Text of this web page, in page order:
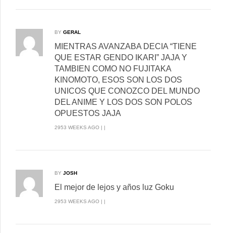
BY GERAL
MIENTRAS AVANZABA DECIA “TIENE
QUE ESTAR GENDO IKARI” JAJA Y
TAMBIEN COMO NO FUJITAKA
KINOMOTO, ESOS SON LOS DOS
UNICOS QUE CONOZCO DEL MUNDO
DEL ANIME Y LOS DOS SON POLOS
OPUESTOS JAJA
2953 WEEKS AGO | |
BY JOSH
El mejor de lejos y años luz Goku
2953 WEEKS AGO | |